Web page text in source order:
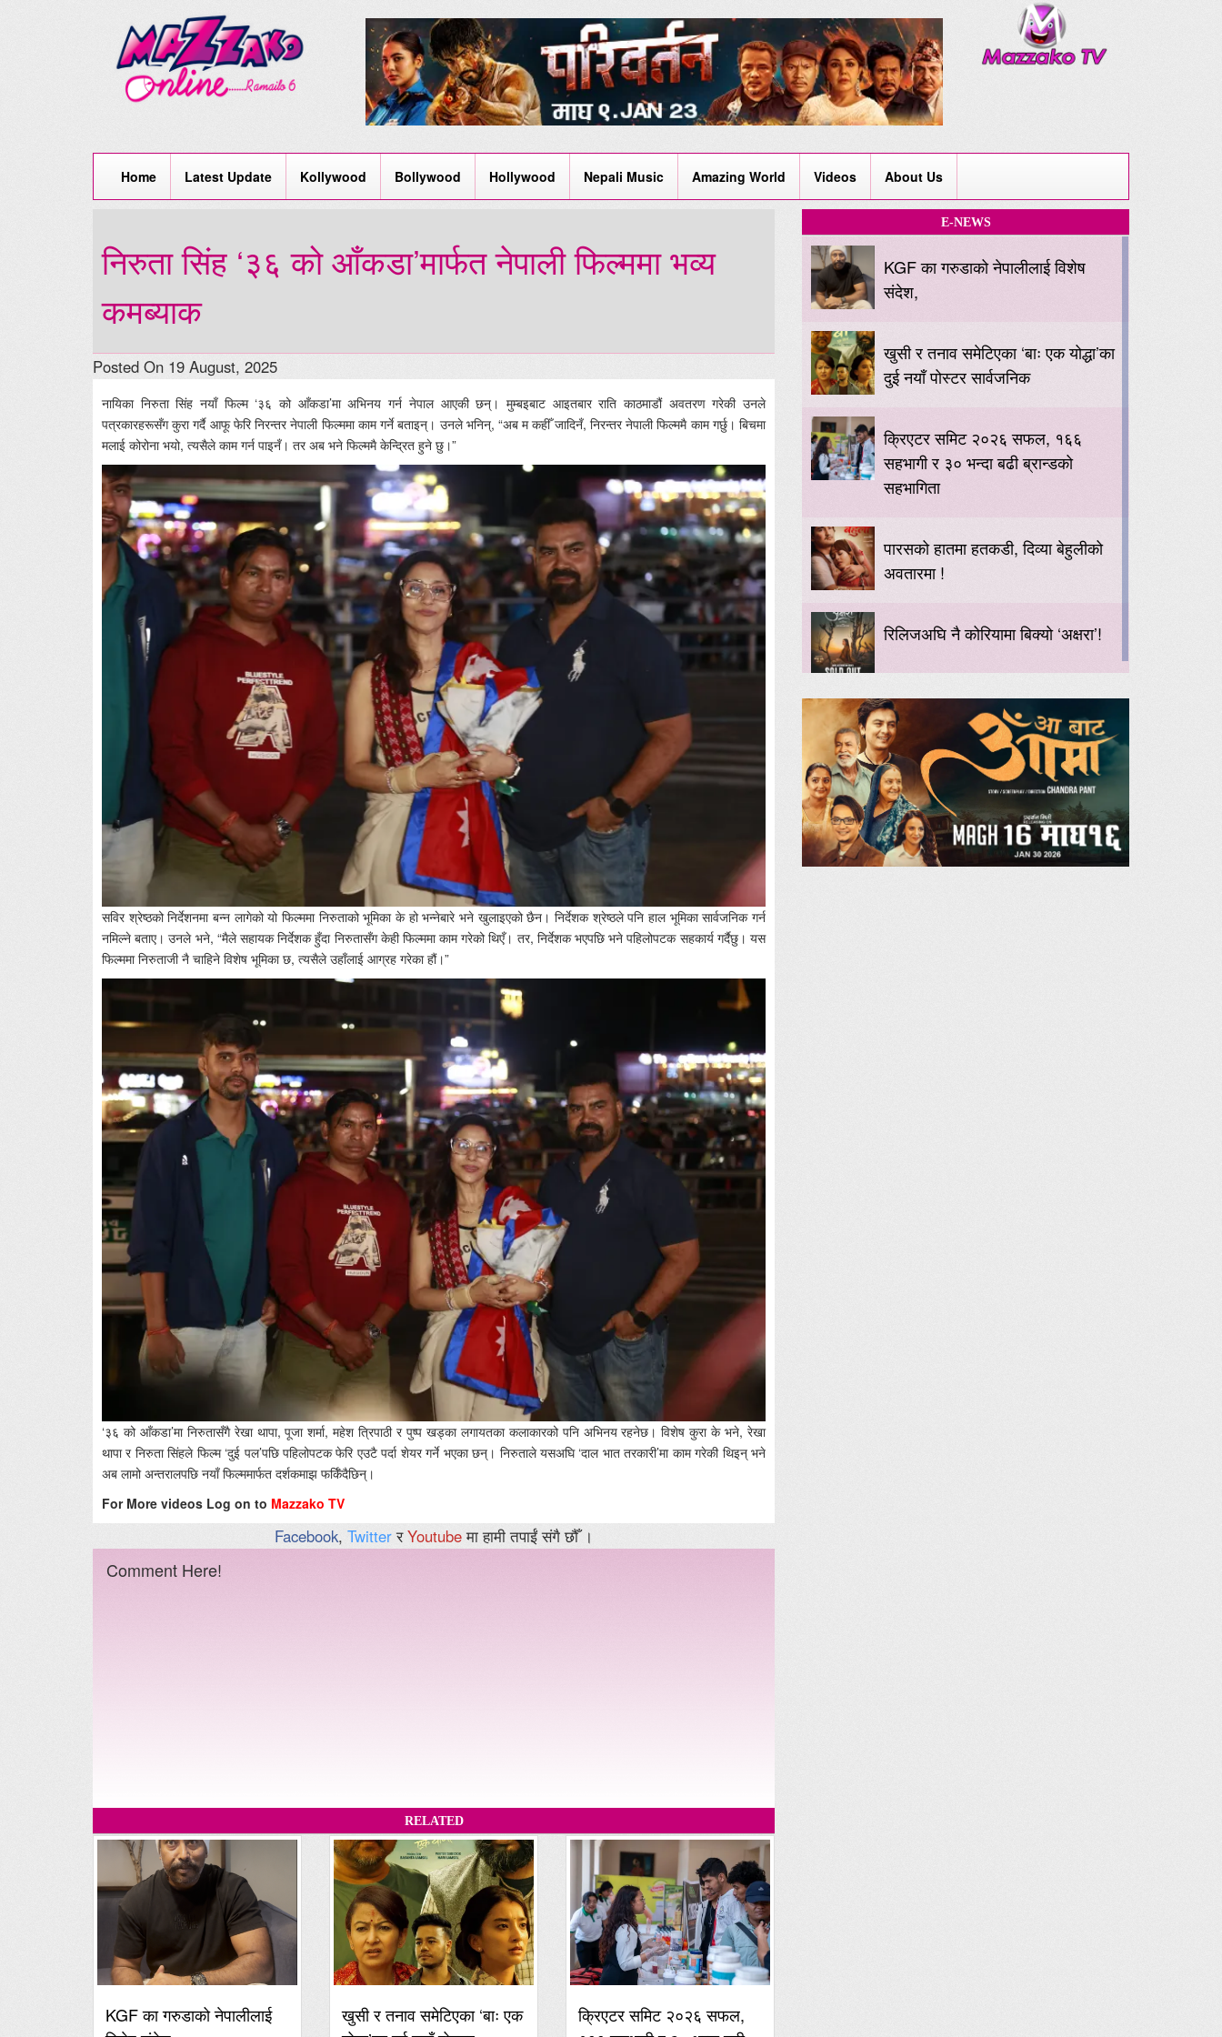
Home Latest Update Kollywood Bollywood Hollywood Nepali Music Amazing World Videos About Us
निरुता सिंह ‘३६ को आँकडा’मार्फत नेपाली फिल्ममा भव्य
कमब्याक
Posted On 19 August, 2025
नायिका निरुता सिंह नयाँ फिल्म ‘३६ को आँकडा’मा अभिनय गर्न नेपाल आएकी छन्। मुम्बइबाट आइतबार राति काठमाडौं अवतरण गरेकी उनले
पत्रकारहरूसँग कुरा गर्दै आफू फेरि निरन्तर नेपाली फिल्ममा काम गर्ने बताइन्। उनले भनिन्, “अब म कहीँ जादिनँ, निरन्तर नेपाली फिल्ममै काम गर्छु। बिचमा
मलाई कोरोना भयो, त्यसैले काम गर्न पाइनँ। तर अब भने फिल्ममै केन्द्रित हुने छु।”
सविर श्रेष्ठको निर्देशनमा बन्न लागेको यो फिल्ममा निरुताको भूमिका के हो भन्नेबारे भने खुलाइएको छैन। निर्देशक श्रेष्ठले पनि हाल भूमिका सार्वजनिक गर्न
नमिल्ने बताए। उनले भने, “मैले सहायक निर्देशक हुँदा निरुतासँग केही फिल्ममा काम गरेको थिएँ। तर, निर्देशक भएपछि भने पहिलोपटक सहकार्य गर्दैछु। यस
फिल्ममा निरुताजी नै चाहिने विशेष भूमिका छ, त्यसैले उहाँलाई आग्रह गरेका हौं।”
‘३६ को आँकडा’मा निरुतासँगै रेखा थापा, पूजा शर्मा, महेश त्रिपाठी र पुष्प खड्का लगायतका कलाकारको पनि अभिनय रहनेछ। विशेष कुरा के भने, रेखा
थापा र निरुता सिंहले फिल्म ‘दुई पल’पछि पहिलोपटक फेरि एउटै पर्दा शेयर गर्ने भएका छन्। निरुताले यसअघि ‘दाल भात तरकारी’मा काम गरेकी थिइन् भने
अब लामो अन्तरालपछि नयाँ फिल्ममार्फत दर्शकमाझ फर्किँदैछिन्।
For More videos Log on to Mazzako TV
Facebook, TwitterरYoutubeमा हामी तपाईं संगै छौँ ।
Comment Here!
RELATED
KGF का गरुडाको नेपालीलाई
खुसी र तनाव समेटिएका ‘बाः एक
क्रिएटर समिट २०२६ सफल,
E-NEWS
KGF का गरुडाको नेपालीलाई विशेष
संदेश,
खुसी र तनाव समेटिएका ‘बाः एक योद्धा’का
दुई नयाँ पोस्टर सार्वजनिक
क्रिएटर समिट २०२६ सफल, १६६
सहभागी र ३० भन्दा बढी ब्रान्डको
सहभागिता
पारसको हातमा हतकडी, दिव्या बेहुलीको
अवतारमा !
रिलिजअघि नै कोरियामा बिक्यो ‘अक्षरा’!